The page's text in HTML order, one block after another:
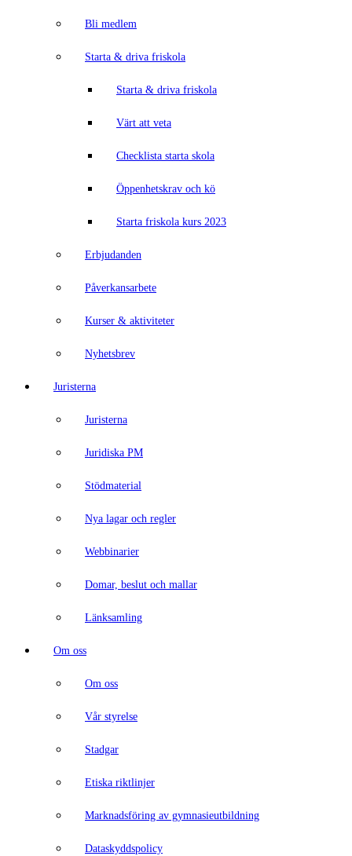
Bli medlem
Starta & driva friskola
Starta & driva friskola
Värt att veta
Checklista starta skola
Öppenhetskrav och kö
Starta friskola kurs 2023
Erbjudanden
Påverkansarbete
Kurser & aktiviteter
Nyhetsbrev
Juristerna
Juristerna
Juridiska PM
Stödmaterial
Nya lagar och regler
Webbinarier
Domar, beslut och mallar
Länksamling
Om oss
Om oss
Vår styrelse
Stadgar
Etiska riktlinjer
Marknadsföring av gymnasieutbildning
Dataskyddspolicy